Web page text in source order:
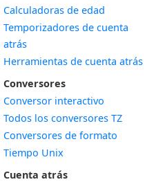
Calculadoras de edad
Temporizadores de cuenta
atrás
Herramientas de cuenta atrás
Conversores
Conversor interactivo
Todos los conversores TZ
Conversores de formato
Tiempo Unix
Cuenta atrás